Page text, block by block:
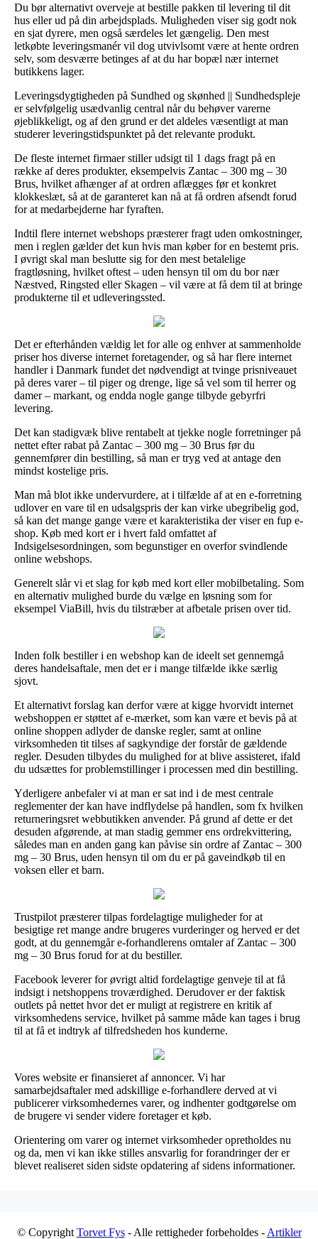
Du bør alternativt overveje at bestille pakken til levering til dit
hus eller ud på din arbejdsplads. Muligheden viser sig godt nok
en sjat dyrere, men også særdeles let gængelig. Den mest
letkøbte leveringsmanér vil dog utvivlsomt være at hente ordren
selv, som desværre betinges af at du har bopæl nær internet
butikkens lager.
Leveringsdygtigheden på Sundhed og skønhed || Sundhedspleje
er selvfølgelig usædvanlig central når du behøver varerne
øjeblikkeligt, og af den grund er det aldeles væsentligt at man
studerer leveringstidspunktet på det relevante produkt.
De fleste internet firmaer stiller udsigt til 1 dags fragt på en
række af deres produkter, eksempelvis Zantac – 300 mg – 30
Brus, hvilket afhænger af at ordren aflægges før et konkret
klokkeslæt, så at de garanteret kan nå at få ordren afsendt forud
for at medarbejderne har fyraften.
Indtil flere internet webshops præsterer fragt uden omkostninger,
men i reglen gælder det kun hvis man køber for en bestemt pris.
I øvrigt skal man beslutte sig for den mest betalelige
fragtløsning, hvilket oftest – uden hensyn til om du bor nær
Næstved, Ringsted eller Skagen – vil være at få dem til at bringe
produkterne til et udleveringssted.
Det er efterhånden vældig let for alle og enhver at sammenholde
priser hos diverse internet foretagender, og så har flere internet
handler i Danmark fundet det nødvendigt at tvinge prisniveauet
på deres varer – til piger og drenge, lige så vel som til herrer og
damer – markant, og endda nogle gange tilbyde gebyrfri
levering.
Det kan stadigvæk blive rentabelt at tjekke nogle forretninger på
nettet efter rabat på Zantac – 300 mg – 30 Brus før du
gennemfører din bestilling, så man er tryg ved at antage den
mindst kostelige pris.
Man må blot ikke undervurdere, at i tilfælde af at en e-forretning
udlover en vare til en udsalgspris der kan virke ubegribelig god,
så kan det mange gange være et karakteristika der viser en fup e-
shop. Køb med kort er i hvert fald omfattet af
Indsigelsesordningen, som begunstiger en overfor svindlende
online webshops.
Generelt slår vi et slag for køb med kort eller mobilbetaling. Som
en alternativ mulighed burde du vælge en løsning som for
eksempel ViaBill, hvis du tilstræber at afbetale prisen over tid.
Inden folk bestiller i en webshop kan de ideelt set gennemgå
deres handelsaftale, men det er i mange tilfælde ikke særlig
sjovt.
Et alternativt forslag kan derfor være at kigge hvorvidt internet
webshoppen er støttet af e-mærket, som kan være et bevis på at
online shoppen adlyder de danske regler, samt at online
virksomheden tit tilses af sagkyndige der forstår de gældende
regler. Desuden tilbydes du mulighed for at blive assisteret, ifald
du udsættes for problemstillinger i processen med din bestilling.
Yderligere anbefaler vi at man er sat ind i de mest centrale
reglementer der kan have indflydelse på handlen, som fx hvilken
returneringsret webbutikken anvender. På grund af dette er det
desuden afgørende, at man stadig gemmer ens ordrekvittering,
således man en anden gang kan påvise sin ordre af Zantac – 300
mg – 30 Brus, uden hensyn til om du er på gaveindkøb til en
voksen eller et barn.
Trustpilot præsterer tilpas fordelagtige muligheder for at
besigtige ret mange andre brugeres vurderinger og herved er det
godt, at du gennemgår e-forhandlerens omtaler af Zantac – 300
mg – 30 Brus forud for at du bestiller.
Facebook leverer for øvrigt altid fordelagtige genveje til at få
indsigt i netshoppens troværdighed. Derudover er der faktisk
outlets på nettet hvor det er muligt at registrere en kritik af
virksomhedens service, hvilket på samme måde kan tages i brug
til at få et indtryk af tilfredsheden hos kunderne.
Vores website er finansieret af annoncer. Vi har
samarbejdsaftaler med adskillige e-forhandlere derved at vi
publicerer virksomhedernes varer, og indhenter godtgørelse om
de brugere vi sender videre foretager et køb.
Orientering om varer og internet virksomheder opretholdes nu
og da, men vi kan ikke stilles ansvarlig for forandringer der er
blevet realiseret siden sidste opdatering af sidens informationer.
© Copyright Torvet Fys- Alle rettigheder forbeholdes - Artikler